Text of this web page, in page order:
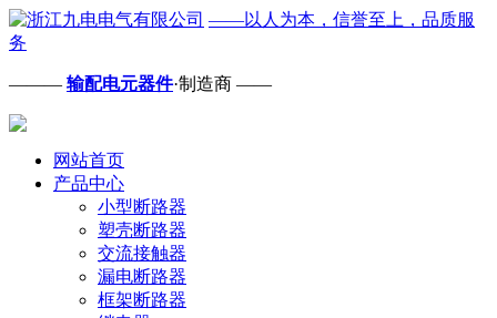
——以人为本，信誉至上，品质服
务
——— 输配电元器件·制造商 ——
网站首页
产品中心
小型断路器
塑壳断路器
交流接触器
漏电断路器
框架断路器